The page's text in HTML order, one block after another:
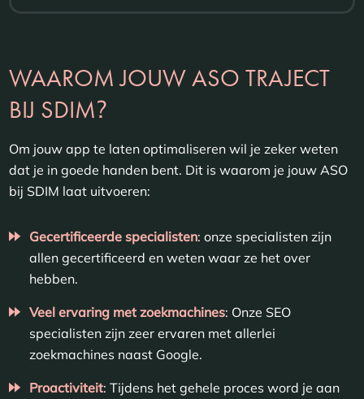
WAAROM JOUW ASO TRAJECT
BIJ SDIM?
Om jouw app te laten optimaliseren wil je zeker weten
dat je in goede handen bent. Dit is waarom je jouw ASO
bij SDIM laat uitvoeren:
Gecertificeerde specialisten: onze specialisten zijn
allen gecertificeerd en weten waar ze het over
hebben.
Veel ervaring met zoekmachines: Onze SEO
specialisten zijn zeer ervaren met allerlei
zoekmachines naast Google.
Proactiviteit: Tijdens het gehele proces word je aan